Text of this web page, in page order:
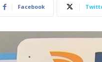
Facebook